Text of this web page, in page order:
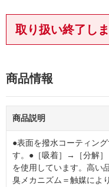
取り扱い終了し
商品情報
商品説明
●表面を撥水コーティン
す。●［吸着］→［分解
を使用しています。高い
臭メカニズム＝触媒によ